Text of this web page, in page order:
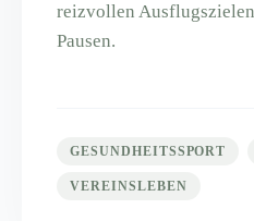
reizvollen
Pausen.
GESUNDHEITSSPORT
VEREINSLEBEN